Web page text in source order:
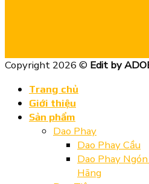
Copyright 2026 © Edit by
Trang chủ
Giới thiệu
Sản phẩm
Dao Phay
Dao Phay Cầu
Dao Phay
Hãng